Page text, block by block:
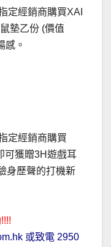
定經銷商購買XAI
墊乙份 (價值
感。
定經銷商購買
可獲贈3H遊戲耳
身歷聲的打機新
或致電 2950